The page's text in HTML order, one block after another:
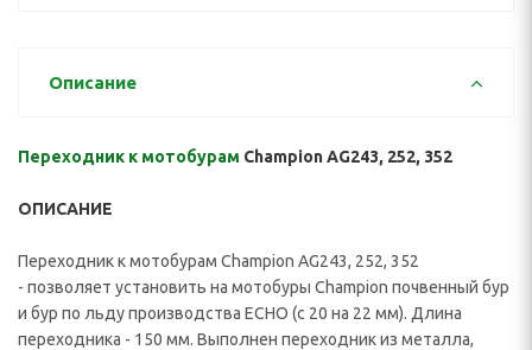
Описание
Переходник к мотобурам Champion AG243, 252, 352
ОПИСАНИЕ
Переходник к мотобурам Champion AG243, 252, 352
- позволяет установить на мотобуры Champion почвенный бур
и бур по льду производства ECHO (с 20 на 22 мм). Длина
переходника - 150 мм. Выполнен переходник из металла,